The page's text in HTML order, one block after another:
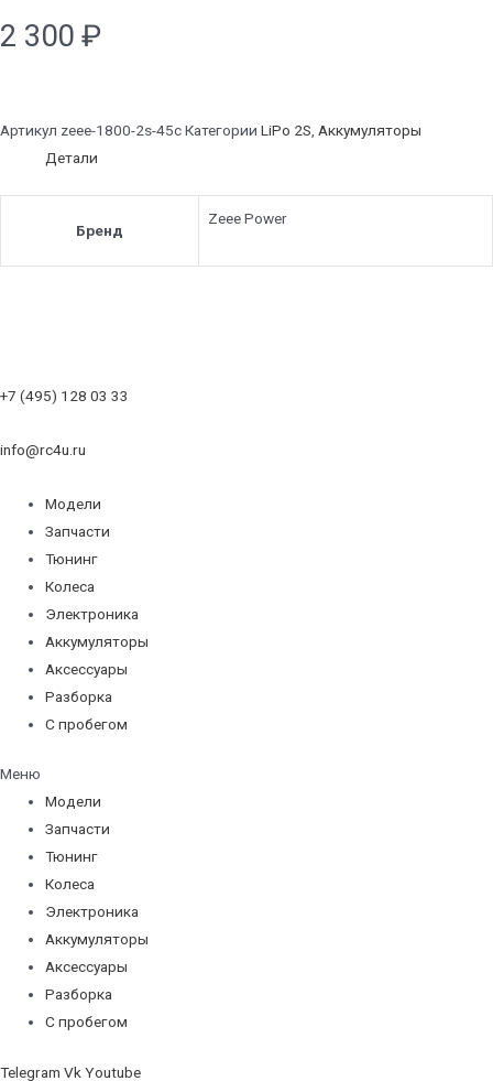
2 300 ₽
Артикул zeee-1800-2s-45cКатегории LiPo 2S, Аккумуляторы
Детали
Бренд
Zeee Power
+7 (495) 128 03 33
info@rc4u.ru
Модели
Запчасти
Тюнинг
Колеса
Электроника
Аккумуляторы
Аксессуары
Разборка
С пробегом
Меню
Модели
Запчасти
Тюнинг
Колеса
Электроника
Аккумуляторы
Аксессуары
Разборка
С пробегом
Telegram Vk Youtube